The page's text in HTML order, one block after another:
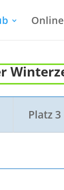
Platz 3